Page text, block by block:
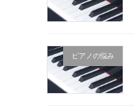
ピアノの悩み